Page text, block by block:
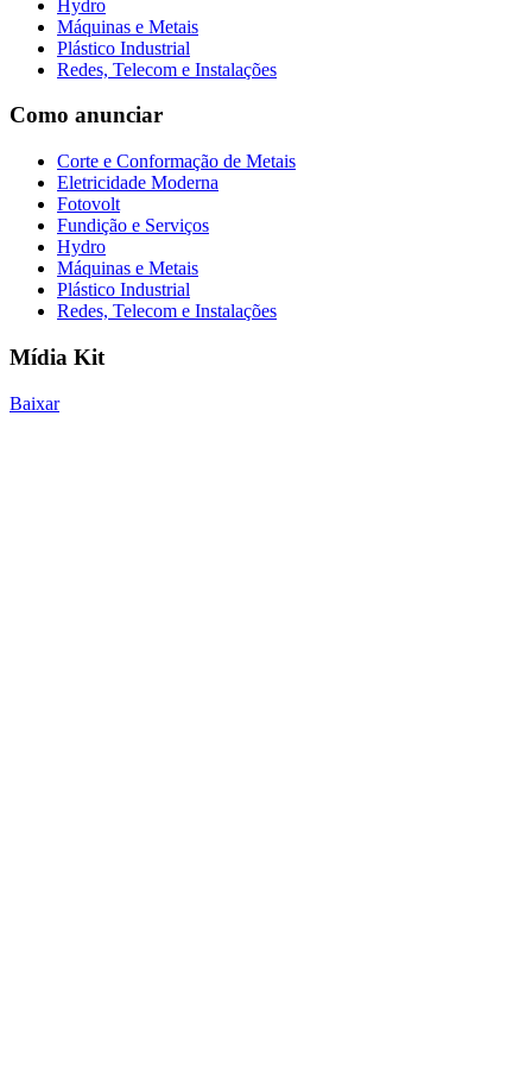
Hydro
Máquinas e Metais
Plástico Industrial
Redes, Telecom e Instalações
Como anunciar
Corte e Conformação de Metais
Eletricidade Moderna
Fotovolt
Fundição e Serviços
Hydro
Máquinas e Metais
Plástico Industrial
Redes, Telecom e Instalações
Mídia Kit
Baixar